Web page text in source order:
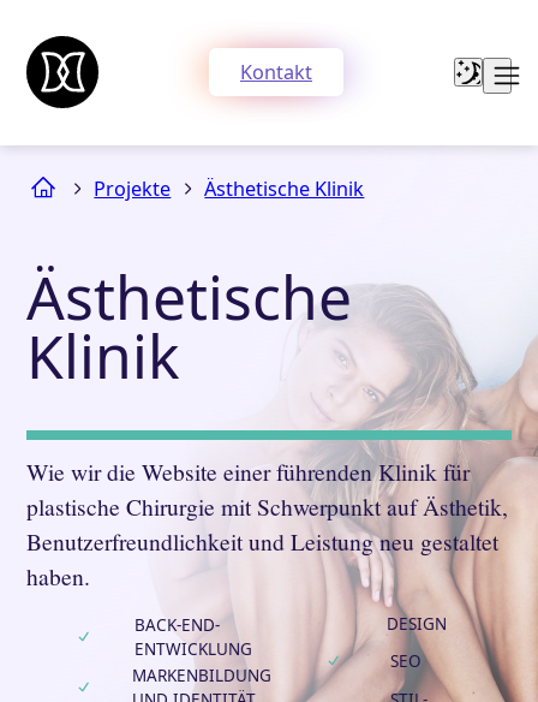
Kontakt
Projekte Ästhetische Klinik
Ästhetische
Klinik
Wie wir die Website einer führenden Klinik für
plastische Chirurgie mit Schwerpunkt auf Ästhetik,
Benutzerfreundlichkeit und Leistung neu gestaltet
haben.
BACK-END-
ENTWICKLUNG
MARKENBILDUNG
DESIGN
SEO